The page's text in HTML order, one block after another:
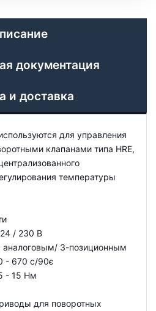
документация
и доставка
для управления
клапанами типа HRE,
температуры
/ 230 В
аналоговым/ 3-позиционным
- 670 с/90є
- 15 Нм
для поворотных